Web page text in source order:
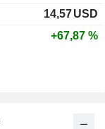
14,57USD
+67,87 %